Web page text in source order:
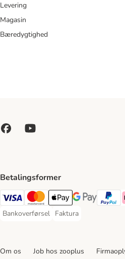
Levering
Magasin
Bæredygtighed
Betalingsformer
VISA Payment Method
Mastercard Payment Method
Apply pay Payment
Google Paypaypal
Bankoverførsel
Bankoverførsel Payment Method
Faktura
Faktura Payment
Om os Job hos zooplus